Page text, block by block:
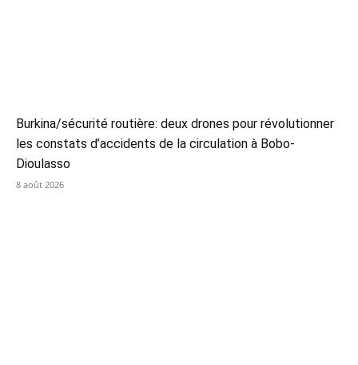
Burkina/sécurité routière: deux drones pour révolutionner
les constats d’accidents de la circulation à Bobo-
Dioulasso
8 août 2026